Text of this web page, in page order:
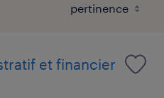
et financier